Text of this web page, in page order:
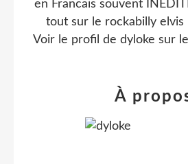
en Francais souvent
tout sur le rockabilly
Voir le profil de dyloke sur
À